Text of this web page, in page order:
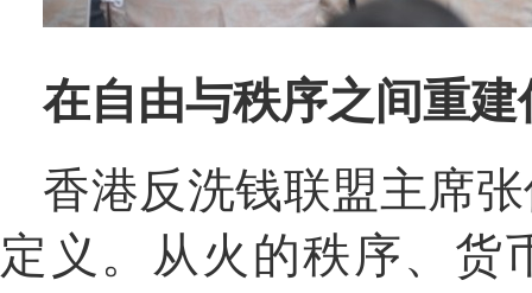
在自由与秩序之间重
香港反洗钱联盟主席
定义。从火的秩序、货